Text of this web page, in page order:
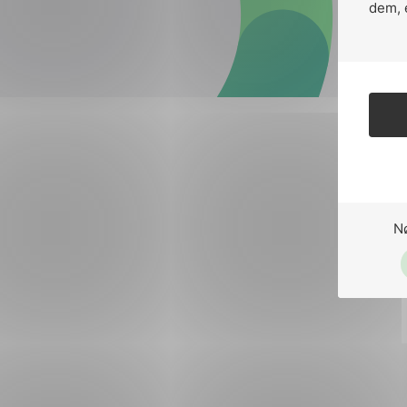
dem,
Forsvar og beredskap
Industri og automatisering
Lavspenning
Maritime elinstallasjoner